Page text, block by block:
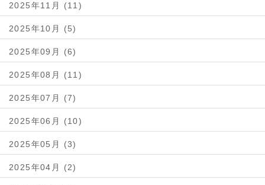
2025年11月 (11)
2025年10月 (5)
2025年09月 (6)
2025年08月 (11)
2025年07月 (7)
2025年06月 (10)
2025年05月 (3)
2025年04月 (2)